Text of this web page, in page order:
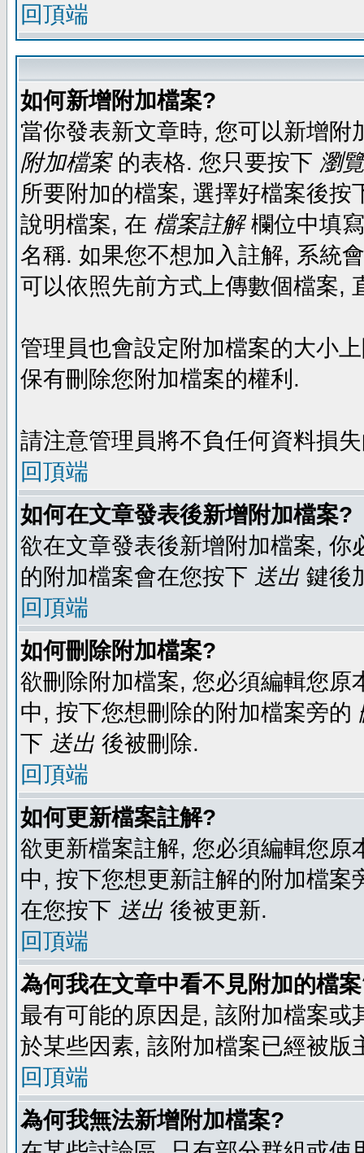
回頂端
如何新增附加檔案?
當你發表新文章時, 您可以新增
附加檔案的表格. 您只要按下 瀏
所要附加的檔案, 選擇好檔案後
說明檔案, 在 檔案註解欄位中填
名稱. 如果您不想加入註解, 系統
可以依照先前方式上傳數個檔案,
管理員也會設定附加檔案的大小
保有刪除您附加檔案的權利.
請注意管理員將不負任何資料損
回頂端
如何在文章發表後新增附加檔案?
欲在文章發表後新增附加檔案,
的附加檔案會在您按下 送出 鍵後
回頂端
如何刪除附加檔案?
欲刪除附加檔案, 您必須編輯您
中, 按下您想刪除的附加檔案旁的
下 送出 後被刪除.
回頂端
如何更新檔案註解?
欲更新檔案註解, 您必須編輯您
中, 按下您想更新註解的附加檔案
在您按下 送出 後被更新.
回頂端
為何我在文章中看不見附加的檔
最有可能的原因是, 該附加檔案
於某些因素, 該附加檔案已經被版
回頂端
為何我無法新增附加檔案?